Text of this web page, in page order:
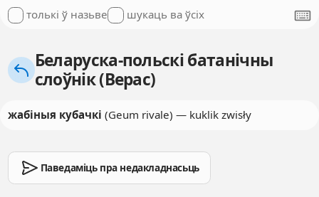
толькі ў назьве шукаць ва ўсіх
Беларуска-польскі батанічны
слоўнік (Верас)
жабіныя кубачкі (Geum rivale) — kuklik zwisły
Паведаміць пра недакладнасьць